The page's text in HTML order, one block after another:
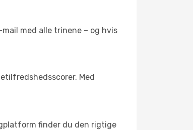
med alle trinene – og hvis
Med
finder du den rigtige